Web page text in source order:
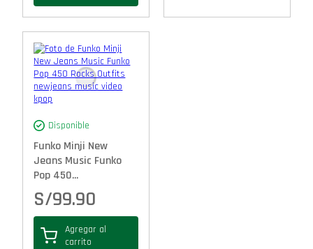
Disponible
Funko Minji New
Jeans Music Funko
Pop 450...
S/99.90
Agregar al
carrito